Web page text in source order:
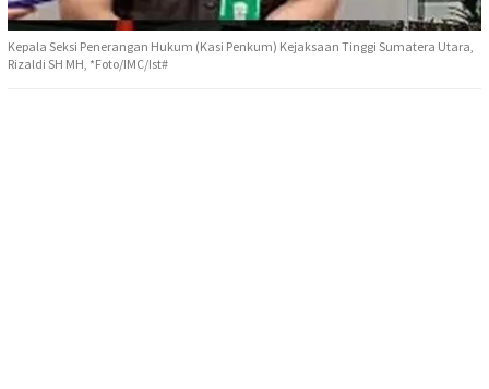
Kepala Seksi Penerangan Hukum (Kasi Penkum) Kejaksaan Tinggi Sumatera Utara,
Rizaldi SH MH, *Foto/IMC/Ist#